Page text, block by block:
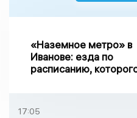
«Наземное метро» в
Иванове: езда по
расписанию,
17:05